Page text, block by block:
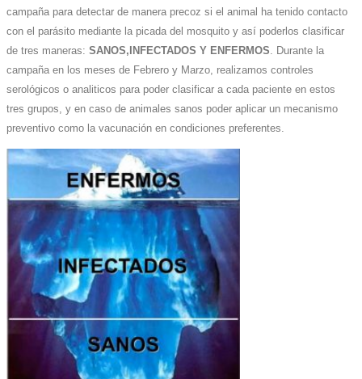
campaña para detectar de manera precoz si el animal ha tenido contacto
con el parásito mediante la picada del mosquito y así poderlos clasificar
de tres maneras: SANOS,INFECTADOS Y ENFERMOS. Durante la
campaña en los meses de Febrero y Marzo, realizamos controles
serológicos o analiticos para poder clasificar a cada paciente en estos
tres grupos, y en caso de animales sanos poder aplicar un mecanismo
preventivo como la vacunación en condiciones preferentes.